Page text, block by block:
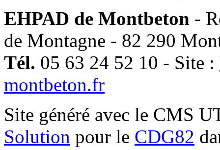
EHPAD de Montbeton -
de Montagne - 82 290
Tél. 05 63 24 52 10 - Site :
montbeton.fr
Site généré avec le CMS
Solution pour le CDG82